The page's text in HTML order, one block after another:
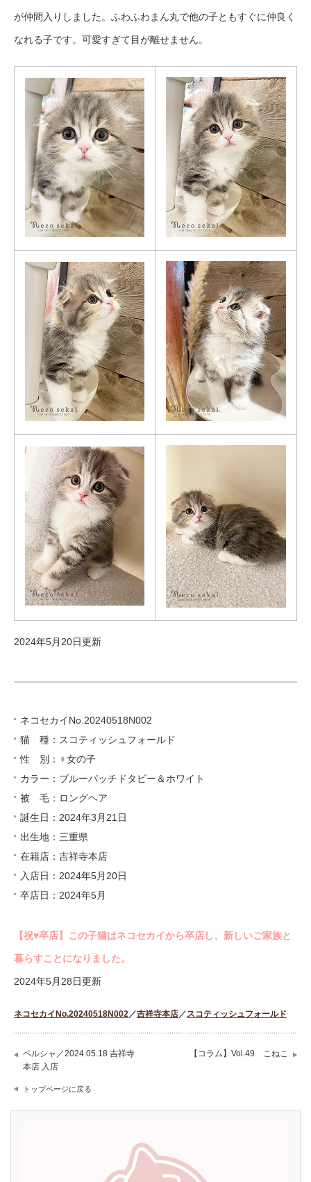
が仲間入りしました。ふわふわまん丸で他の子ともすぐに仲良く
なれる子です。可愛すぎて目が離せません。
2024年5月20日更新
ネコセカイNo.20240518N002
猫 種：スコティッシュフォールド
性 別：♀女の子
カラー：ブルーパッチドタビー＆ホワイト
被 毛：ロングヘア
誕生日：2024年3月21日
出生地：三重県
在籍店：吉祥寺本店
入店日：2024年5月20日
卒店日：2024年5月
【祝♥︎卒店】この子猫はネコセカイから卒店し、新しいご家族と
暮らすことになりました。
2024年5月28日更新
ネコセカイNo.20240518N002 ／吉祥寺本店 ／ スコティッシュフォールド
ペルシャ／2024.05.18 吉祥寺
本店 入店
【コラム】Vol.49 こねこ
トップページに戻る